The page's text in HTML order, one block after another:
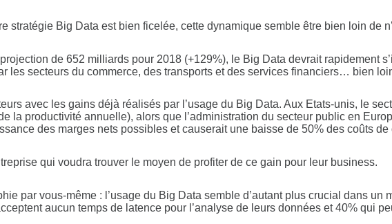
stratégie Big Data est bien ficelée, cette dynamique semble être bien loin de
de 652 milliards pour 2018 (+129%), le Big Data devrait rapidement
les secteurs du commerce, des transports et des services financiers… bien
avec les gains déjà réalisés par l’usage du Big Data. Aux Etats-unis, le
la productivité annuelle), alors que l’administration du secteur public en
des marges nets possibles et causerait une baisse de 50% des coûts
qui voudra trouver le moyen de profiter de ce gain pour leur business.
par vous-même : l’usage du Big Data semble d’autant plus crucial dans un
aucun temps de latence pour l’analyse de leurs données et 40% qui